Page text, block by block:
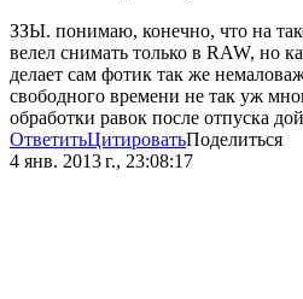
ЗЗЫ. понимаю, конечно, что на
велел снимать только в RAW, но
делает сам фотик так же
свободного времени не так уж
обработки равок после отпуска
ОтветитьЦитироватьПоделиться
4 янв. 2013 г., 23:08:17